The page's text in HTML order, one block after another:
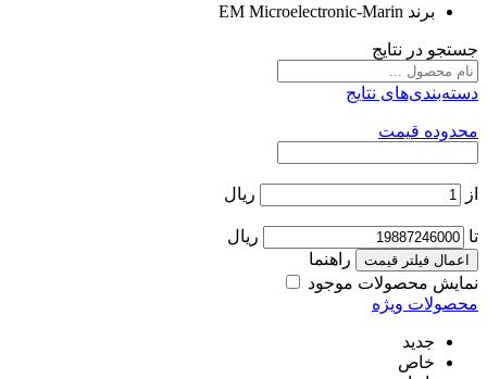
برند EM Microelectronic-Marin
جستجو در نتایج
دسته‌بندی‌های نتایج
محدوده قیمت
از ریال
تا ریال
اعمال فیلتر قیمت
راهنما
نمایش محصولات موجود
محصولات ویژه
جدید
خاص